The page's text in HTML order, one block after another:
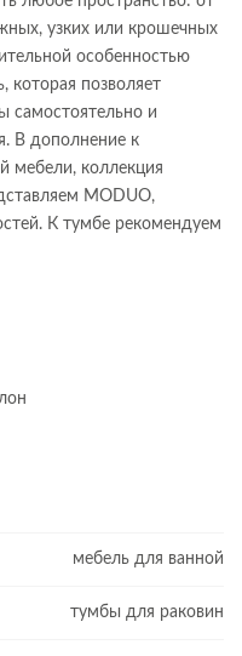
узких или крошечных
особенностью
которая позволяет
самостоятельно и
В дополнение к
мебели, коллекция
MODUO,
К тумбе рекомендуем
мебель для ванной
тумбы для раковин